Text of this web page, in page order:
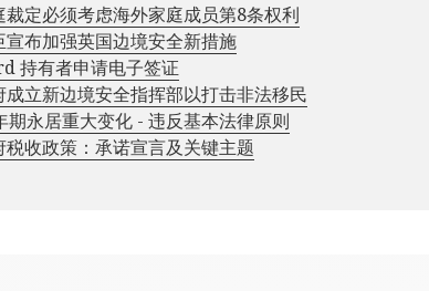
裁定必须考虑海外家庭成员第8条权利
宣布加强英国边境安全新措施
持有者申请电子签证
成立新边境安全指挥部以打击非法移民
期永居重大变化 - 违反基本法律原则
税收政策：承诺宣言及关键主题